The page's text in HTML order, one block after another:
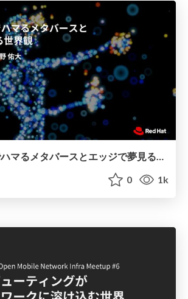
Kubernetesでハマるメタバースと エッジで夢見る世界観
0 1k